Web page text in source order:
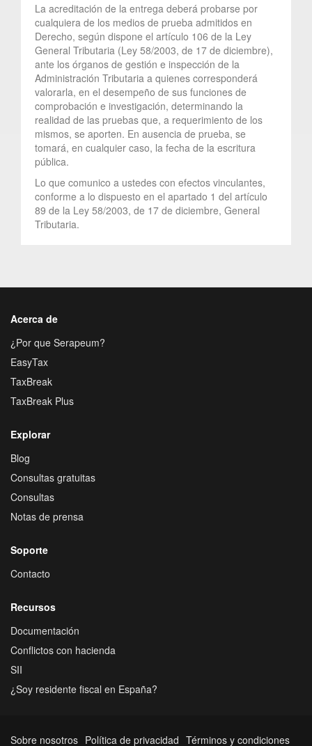
La acreditación de la entrega deberá probarse por
cualquiera de los medios de prueba admitidos en
Derecho, según dispone el artículo 106 de la Ley
General Tributaria (Ley 58/2003, de 17 de diciembre),
ante los órganos de gestión e inspección de la
Administración Tributaria a quienes corresponderá
valorarla, en el desempeño de sus funciones de
comprobación e investigación, determinando la
realidad de las pruebas que, a requerimiento de los
mismos, se aporten. En ausencia de prueba, se
tomará, en cualquier caso, la fecha de la escritura
pública.
Lo que comunico a ustedes con efectos vinculantes,
conforme a lo dispuesto en el apartado 1 del artículo
89 de la Ley 58/2003, de 17 de diciembre, General
Tributaria.
Acerca de
¿Por que Serapeum?
EasyTax
TaxBreak
TaxBreak Plus
Explorar
Blog
Consultas gratuitas
Consultas
Notas de prensa
Soporte
Contacto
Recursos
Documentación
Conflictos con hacienda
SII
¿Soy residente fiscal en España?
Sobre nosotros Política de privacidad Términos y condiciones